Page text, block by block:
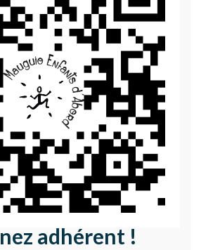
adhérent !